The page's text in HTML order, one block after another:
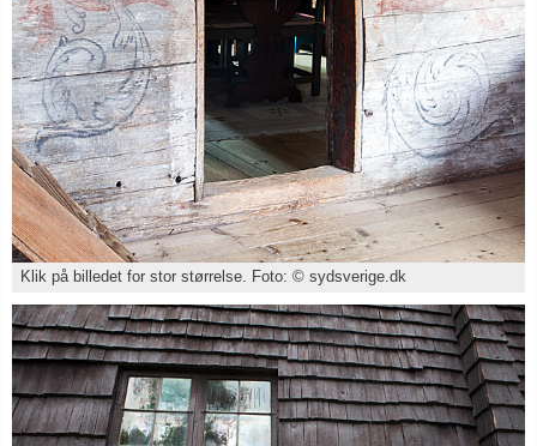
Klik på billedet for stor størrelse. Foto: © sydsverige.dk